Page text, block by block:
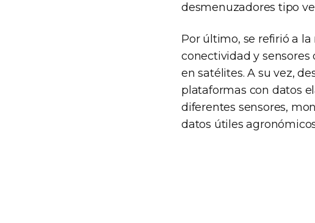
desmenuzadores tipo
Por último, se refirió a
conectividad y sensores
en satélites. A su vez,
plataformas con datos
diferentes sensores,
datos útiles